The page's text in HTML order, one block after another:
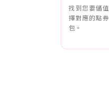
找到您要儲
擇對應的點
包。